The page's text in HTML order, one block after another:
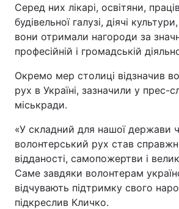
Серед них лікарі, освітяни,
будівельної галузі, діячі
вони отримали нагороди за
професійній і громадській
Окремо мер столиці відзначив
рух в Україні, зазначили у прес-
міськради.
«У складний для нашої держави
волонтерський рух став
відданості, самопожертви і
Саме завдяки волонтерам
відчувають підтримку свого
підкреслив Кличко.